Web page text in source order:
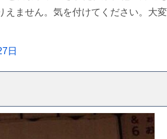
ません。気を付けてください。大変
日